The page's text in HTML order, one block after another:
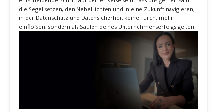
Unser umfangreiches Angebot an Datenschutzdienstleistungen ist
maßgeschneidert für Unternehmer und Freelancer, die in der
digitalen Welt nicht nur überleben, sondern florieren möchten.
Vom ersten Schritt der Compliance-Überprüfung bis zur
Implementierung fortschrittlicher Verschlüsselungstechnologien –
Ein kostenloses Erstgespräch mit MyBusiness Consultkönnte der
entscheidende Schritt auf deiner Reise sein. Lass uns gemeinsam
die Segel setzen, den Nebel lichten und in eine Zukunft navigieren,
in der Datenschutz und Datensicherheit keine Furcht mehr
einflößen, sondern als Säulen deines Unternehmenserfolgs gelten.